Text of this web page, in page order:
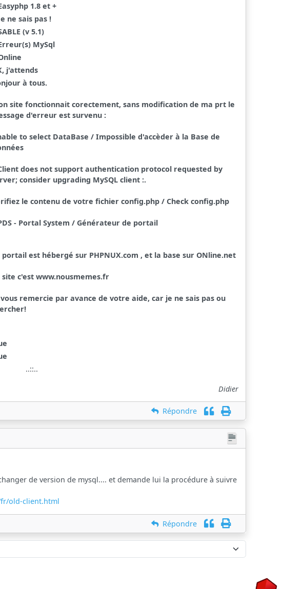
1.8 et +
ne sais pas !
(v 5.1)
MySql
j'attends
à tous.
site fonctionnait corectement, sans modification de ma prt le
d'erreur est survenu :
to select DataBase / Impossible d'accèder à la Base de
does not support authentication protocol requested by
consider upgrading MySQL client :.
le contenu de votre fichier config.php / Check config.php
- Portal System / Générateur de portail
portail est hébergé sur PHPNUX.com , et la base sur ONline.net
site c'est www.nousmemes.fr
vous remercie par avance de votre aide, car je ne sais pas ou
..::..
Didier
Répondre
de version de mysql.... et demande lui la procédure à suivre
old-client.html
Répondre